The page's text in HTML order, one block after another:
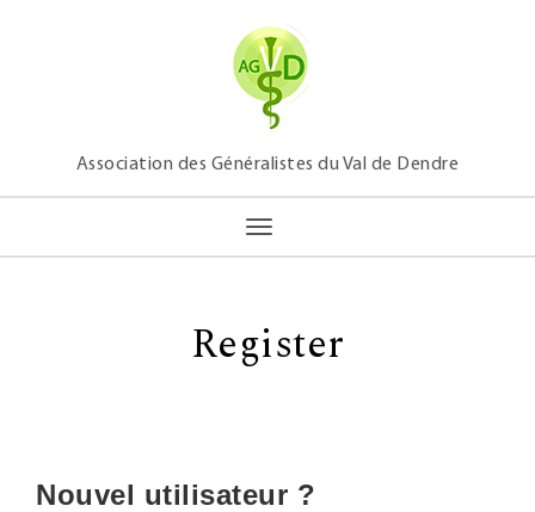
Association des Généralistes du Val de Dendre
Toggle navigation
Register
Nouvel utilisateur ?